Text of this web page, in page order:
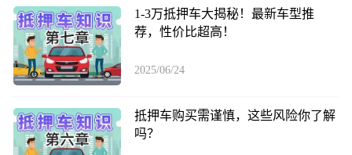
1-3万抵押车大揭秘！最新车型推
荐，性价比超高！
2025/06/24
抵押车购买需谨慎，这些风险你了解
吗？